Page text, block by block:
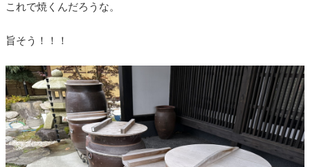
これで焼くんだろうな。
旨そう！！！